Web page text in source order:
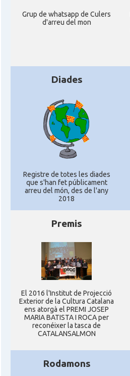
Grup de whatsapp de Culers
d'arreu del mon
Diades
Registre de totes les diades
que s'han fet públicament
arreu del món, des de l'any
2018
Premis
El 2016 l'Institut de Projecció
Exterior de la Cultura Catalana
ens atorgà el PREMI JOSEP
MARIA BATISTA I ROCA per
reconéixer la tasca de
CATALANSALMON
Rodamons